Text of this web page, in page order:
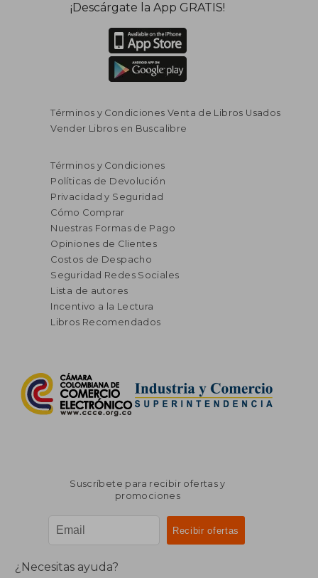
¡Descárgate la App GRATIS!
Términos y Condiciones Venta de Libros Usados
Vender Libros en Buscalibre
Términos y Condiciones
Políticas de Devolución
Privacidad y Seguridad
Cómo Comprar
Nuestras Formas de Pago
Opiniones de Clientes
Costos de Despacho
Seguridad Redes Sociales
Lista de autores
Incentivo a la Lectura
Libros Recomendados
Suscríbete para recibir ofertas y
promociones
¿Necesitas ayuda?